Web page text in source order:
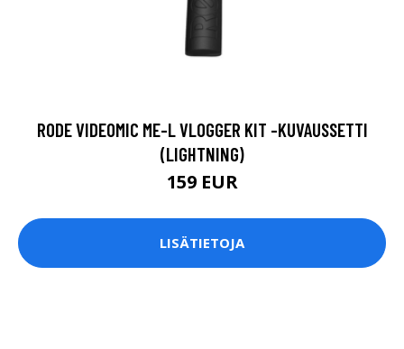
RODE VIDEOMIC ME-L VLOGGER KIT -KUVAUSSETTI
(LIGHTNING)
159 EUR
LISÄTIETOJA